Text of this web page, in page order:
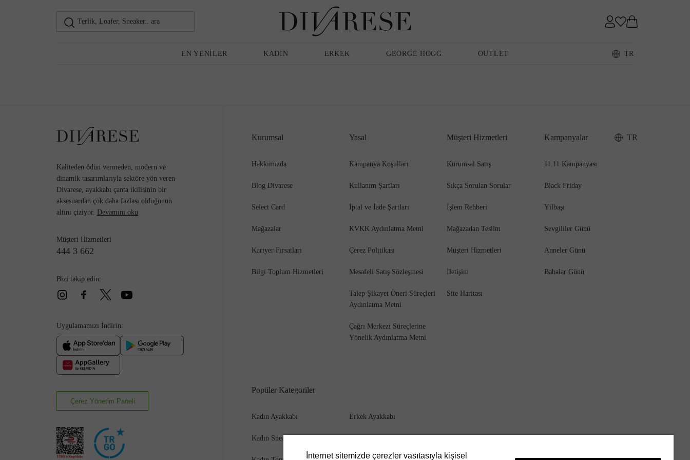
Terlik, Loafer, Sneaker.. ara
EN YENILER KADIN
Babet Espadril
ERKEK
Sneaker Terlik Espadril
GEORGE HOGG OUTLET TR
Kaliteden ödün vermeden, modern ve
dinamik tasarımlarıyla sektöre yön veren
Divarese, ayakkabı çanta ikilisinin bir
aksesuardan çok daha fazlası olduğunun
altını çiziyor. Devamını oku
Müşteri Hizmetleri
444 3 662
Bizi takip edin:
Uygulamamızı İndirin:
Çerez Yönetim Paneli
Kurumsal
Hakkımızda
Blog Divarese
Select Card
Mağazalar
Kariyer Fırsatları
Bilgi Toplum Hizmetleri
Yasal
Kampanya Koşulları
Kullanım Şartları
İptal ve İade Şartları
KVKK Aydınlatma Metni
Çerez Politikası
Mesafeli Satış Sözleşmesi
Talep Şikayet Öneri Süreçleri
Aydınlatma Metni
Çağrı Merkezi Süreçlerine
Yönelik Aydınlatma Metni
Müşteri Hizmetleri
Kurumsal Satış
Sıkça Sorulan Sorular
İşlem Rehberi
Mağazadan Teslim
Müşteri Hizmetleri
İletişim
Site Haritası
Kampanyalar
11.11 Kampanyası
Black Friday
Yılbaşı
Sevgililer Günü
Anneler Günü
Babalar Günü
Popüler Kategoriler
Kadın Ayakkabı
Kadın Sneaker
Erkek Ayakkabı
TR
İnternet sitemizde çerezler vasıtasıyla kişisel